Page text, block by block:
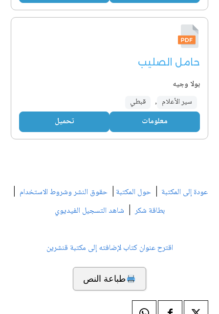
حامل الصليب
بولا وجيه
سير الأعلام , قبطي
معلومات تحميل
عودة إلى المكتبة | حول المكتبة | حقوق النشر وشروط الاستخدام |
بطاقة شكر| شاهد التسجيل الفيديوي
اقترح عنوان كتاب لإضافته إلى مكتبة قنشرين
طباعة النص